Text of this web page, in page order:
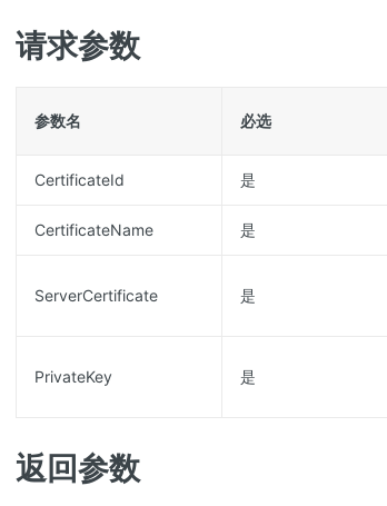
请求参数
参数名 必选
CertificateId 是
CertificateName 是
ServerCertificate 是
PrivateKey 是
返回参数